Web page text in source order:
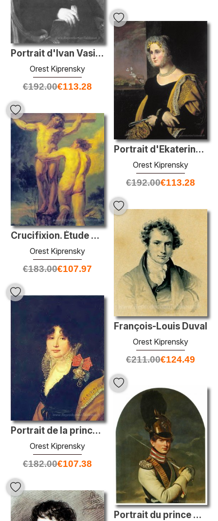
Portrait d'Ivan Vasilievich Kusov
Orest Kiprensky
€192.00€113.28
Portrait d'Ekaterina Avdulina
Orest Kiprensky
€192.00€113.28
Crucifixion. Étude de deux gardiens
Orest Kiprensky
€183.00€107.97
François-Louis Duval
Orest Kiprensky
€211.00€124.49
Portrait de la princesse A. Scherbatova
Orest Kiprensky
€182.00€107.38
Portrait du prince Nikita Petrovich Trubetskoy